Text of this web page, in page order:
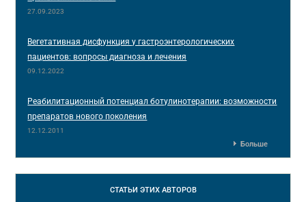
27.09.2023
Вегетативная дисфункция у гастроэнтерологических
пациентов: вопросы диагноза и лечения
09.12.2022
Реабилитационный потенциал ботулинотерапии: возможности
препаратов нового поколения
12.12.2011
Больше
СТАТЬИ ЭТИХ АВТОРОВ